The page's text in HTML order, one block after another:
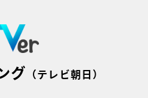
グ （テレビ朝日）